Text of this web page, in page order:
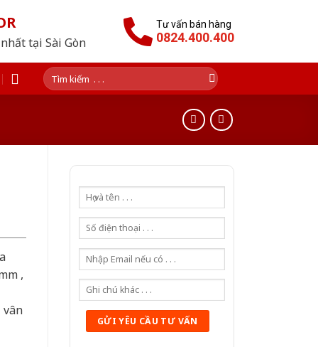
tại Sài Gòn
Tư vấn bán hàng
0824.400.400
Tìm
kiếm:
,
vân